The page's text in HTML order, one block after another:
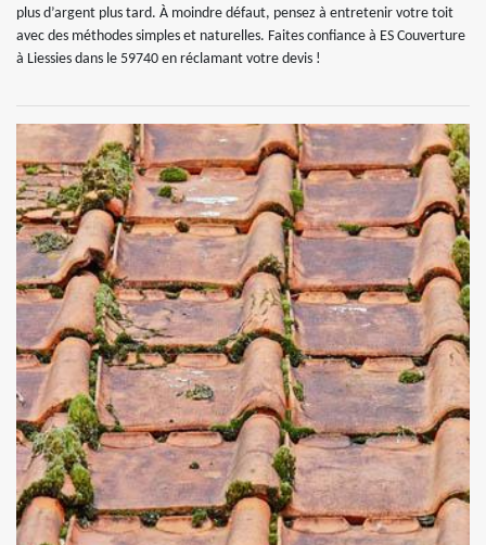
plus d’argent plus tard. À moindre défaut, pensez à entretenir votre toit
avec des méthodes simples et naturelles. Faites confiance à ES Couverture
à Liessies dans le 59740 en réclamant votre devis !